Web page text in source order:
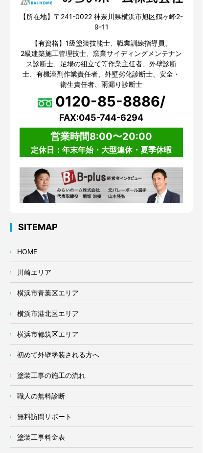
【所在地】〒241-0022 神奈川県横浜市旭区鶴ヶ峰2-
9-11
【有資格】1級塗装技能士、職業訓練指導員、
2級建築施工管理技士、窯業サイディングメンテナン
ス診断士、足場の組立て等作業主任者、外壁診断
士、有機溶剤作業責任者、外壁劣化診断士、安全・
衛生責任者、雨漏り診断士
0120-85-8886/
FAX:045-744-6294
営業時間8:00〜20:00
定休日：年末年始・大型連休・夏季休暇
SITEMAP
HOME
川崎エリア
横浜市青葉区エリア
横浜市港北区エリア
横浜市都筑区エリア
初めて外壁塗装される方へ
塗装工事の施工の流れ
職人の無料診断
無料訪問サポート
塗装工事料金表